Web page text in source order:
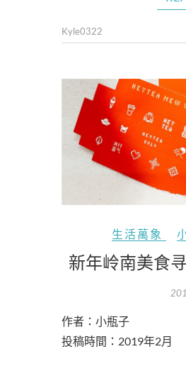
Kyle0322
生活萬象
新年岭南美食
作者：小瓶子
投稿時間：2019年2月